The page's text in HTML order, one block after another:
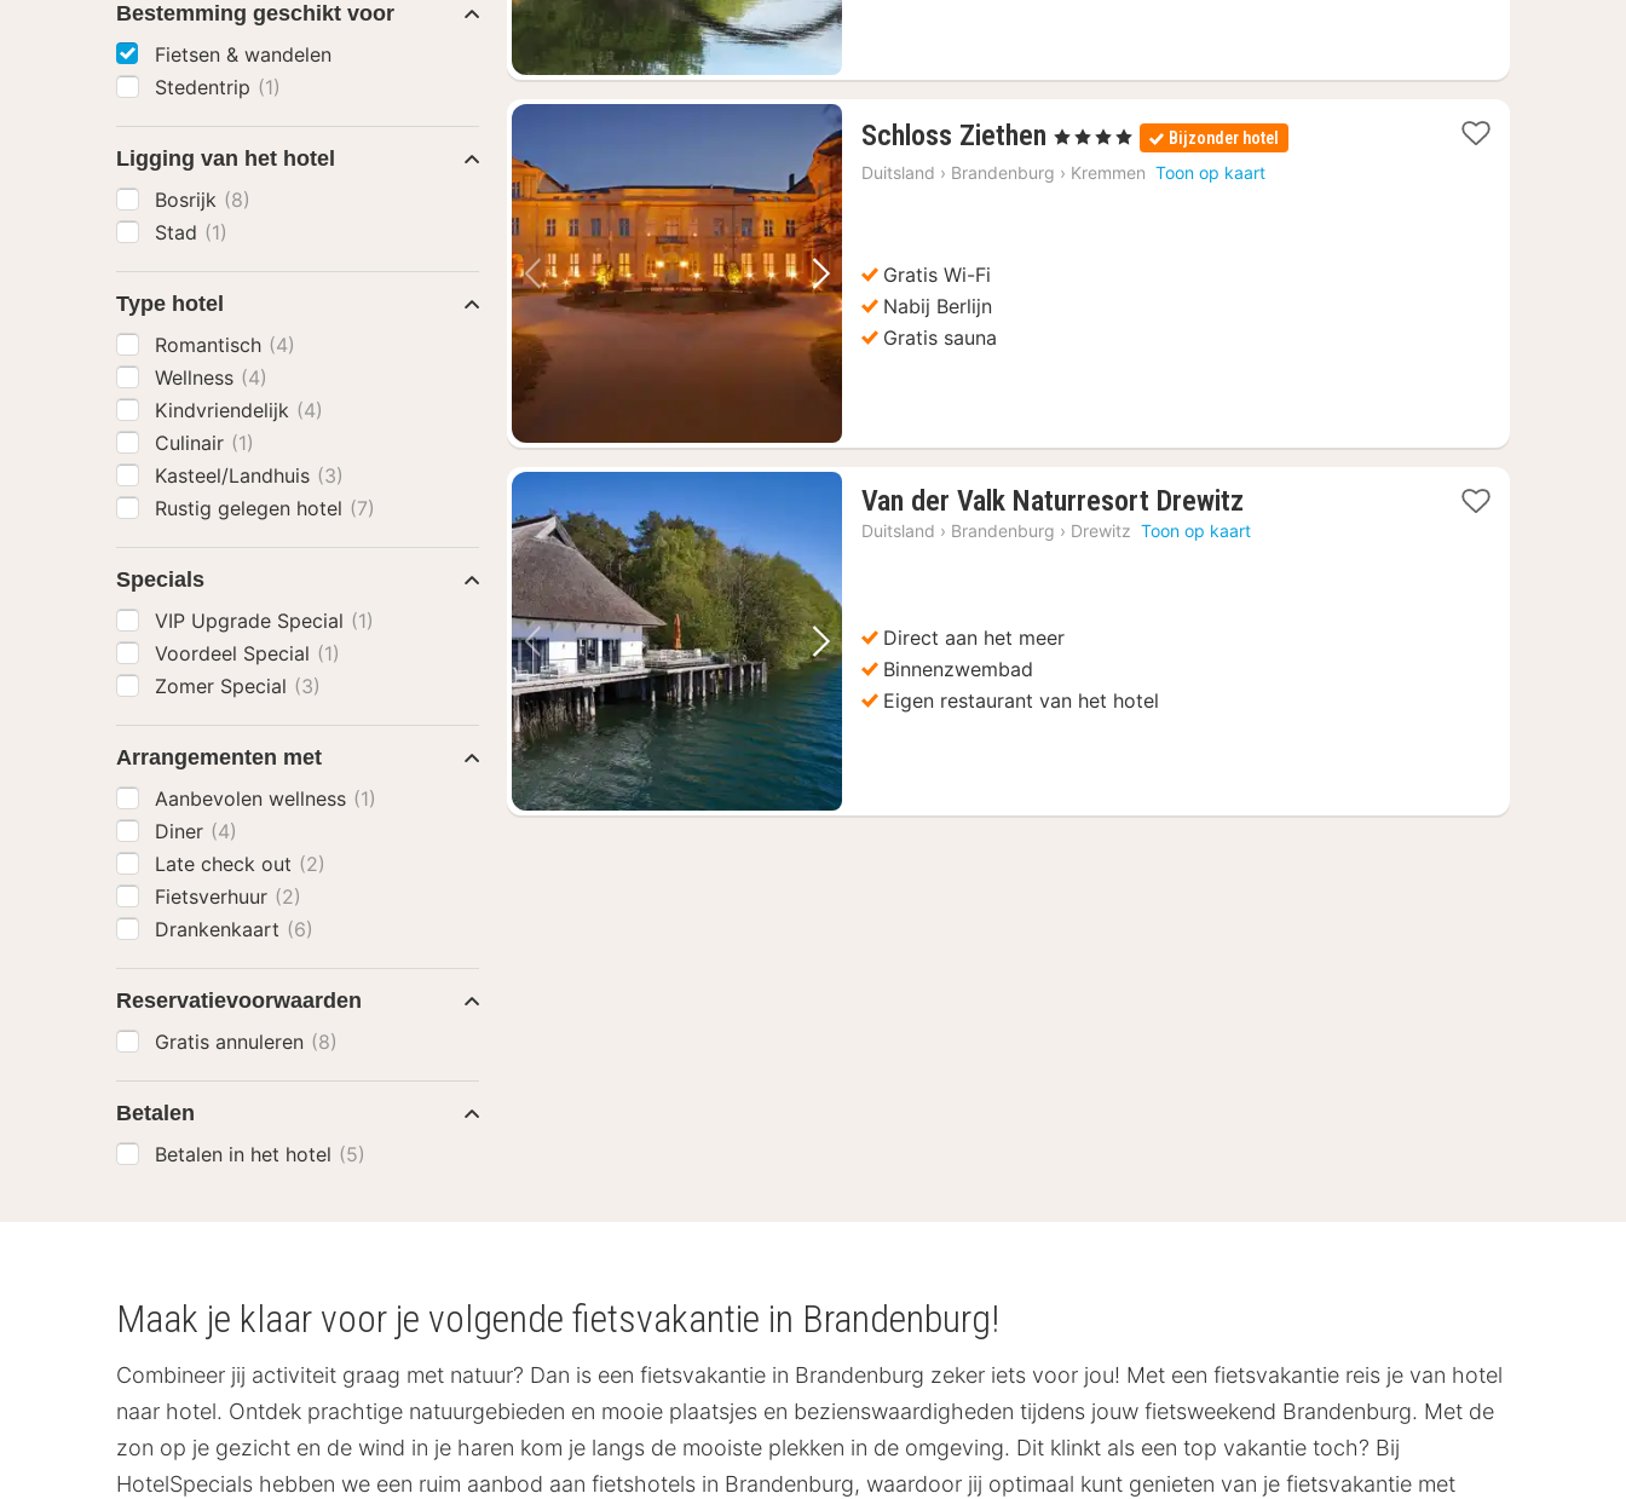
Vorige foto Volgende foto
Schloss Ziethen 1
nacht
vanaf
, 4 Sterren Bijzonder hotel
Duitsland › Brandenburg › Kremmen Toon op kaart
Gratis Wi-Fi
Nabij Berlijn
Gratis sauna
Vorige foto Volgende foto
Van der Valk Naturresort Drewitz
nacht
Duitsland › Brandenburg › Drewitz Toon op kaart
Direct aan het meer
Binnenzwembad
Eigen restaurant van het hotel
Bestemming geschikt voor
Fietsen & wandelen
Stedentrip (1)
Ligging van het hotel
Bosrijk (8)
Stad (1)
Type hotel
Romantisch (4)
Wellness (4)
Kindvriendelijk (4)
Culinair (1)
Kasteel/Landhuis (3)
Rustig gelegen hotel (7)
Specials
VIP Upgrade Special (1)
Voordeel Special (1)
Zomer Special (3)
Arrangementen met
Aanbevolen wellness (1)
Diner (4)
Late check out (2)
Fietsverhuur (2)
Drankenkaart (6)
Reservatievoorwaarden
Gratis annuleren (8)
Betalen
Betalen in het hotel (5)
Maak je klaar voor je volgende fietsvakantie in Brandenburg!
Combineer jij activiteit graag met natuur? Dan is een fietsvakantie in Brandenburg zeker iets voor jou! Met een fietsvakantie reis je van hotel
naar hotel. Ontdek prachtige natuurgebieden en mooie plaatsjes en bezienswaardigheden tijdens jouw fietsweekend Brandenburg. Met de
zon op je gezicht en de wind in je haren kom je langs de mooiste plekken in de omgeving. Dit klinkt als een top vakantie toch? Bij
HotelSpecials hebben we een ruim aanbod aan fietshotels in Brandenburg, waardoor jij optimaal kunt genieten van je fietsvakantie met